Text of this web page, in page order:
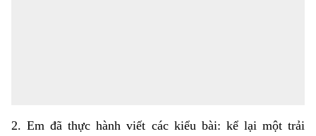
2. Em đã thực hành viết các kiểu bài: kể lại một trải